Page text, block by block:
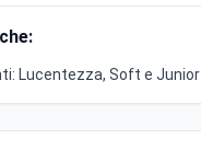
Lucentezza, Soft e Junior